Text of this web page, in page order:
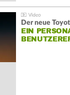
Der neue
EIN